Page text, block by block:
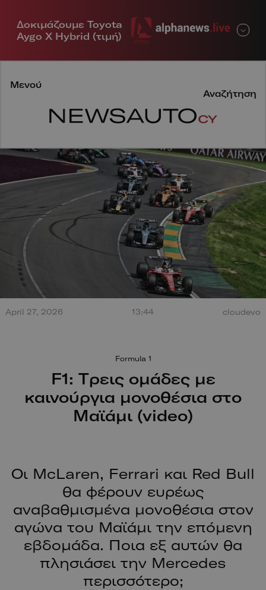
Δοκιμάζουμε Toyota
Aygo X Hybrid (τιμή)
Μενού
Αναζήτηση
Μενού
Τεράστια έκρηξη από
περπατώντας!
April 27, 2026 13:44 cloudevo
F1: Τρεις ομάδες με
καινούργια μονοθέσια στο
Μαϊάμι (video)
Formula 1
Οι McLaren, Ferrari και Red Bull
θα φέρουν ευρέως
αναβαθμισμένα μονοθέσια στον
αγώνα του Μαϊάμι την επόμενη
εβδομάδα. Ποια εξ αυτών θα
πλησιάσει την Mercedes
περισσότερο;